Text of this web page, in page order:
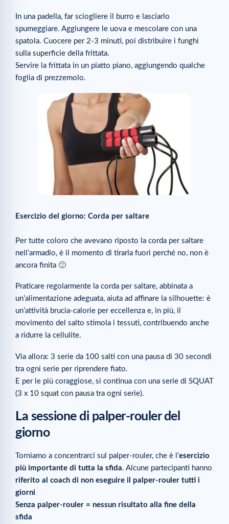
In una padella, far sciogliere il burro e lasciarlo
spumeggiare. Aggiungere le uova e mescolare con una
spatola. Cuocere per 2-3 minuti, poi distribuire i funghi
sulla superficie della frittata.
Servire la frittata in un piatto piano, aggiungendo qualche
foglia di prezzemolo.
Esercizio del giorno: Corda per saltare
Per tutte coloro che avevano riposto la corda per saltare
nell’armadio, è il momento di tirarla fuori perché no, non è
ancora finita 🙂
Praticare regolarmente la corda per saltare, abbinata a
un’alimentazione adeguata, aiuta ad affinare la silhouette: è
un’attività brucia-calorie per eccellenza e, in più, il
movimento del salto stimola i tessuti, contribuendo anche
a ridurre la cellulite.
Via allora: 3 serie da 100 salti con una pausa di 30 secondi
tra ogni serie per riprendere fiato.
E per le più coraggiose, si continua con una serie di SQUAT
(3 x 10 squat con pausa tra ogni serie).
La sessione di palper-rouler del
giorno
Torniamo a concentrarci sul palper-rouler, che è l’esercizio
più importante di tutta la sfida. Alcune partecipanti hanno
riferito al coach di non eseguire il palper-rouler tutti i
giorni
Senza palper-rouler = nessun risultato alla fine della
sfida